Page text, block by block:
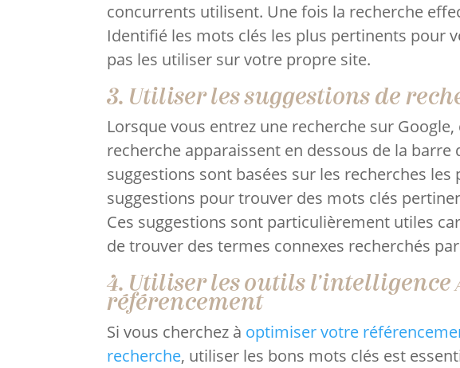
concurrents utilisent. Une fois la recherche
Identifié les mots clés les plus pertinents pour
pas les utiliser sur votre propre site.
3. Utiliser les suggestions de
Lorsque vous entrez une recherche sur
recherche apparaissent en dessous de la barre
suggestions sont basées sur les recherches les
suggestions pour trouver des mots clés
Ces suggestions sont particulièrement utiles
de trouver des termes connexes recherchés
4. Utiliser les outils
référencement
Si vous cherchez à optimiser votre
recherche, utiliser les bons mots clés est